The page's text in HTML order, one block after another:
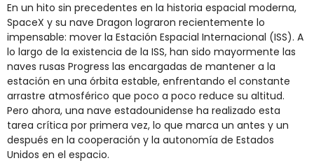
En un hito sin precedentes en la historia espacial moderna,
SpaceX y su nave Dragon lograron recientemente lo
impensable: mover la Estación Espacial Internacional (ISS). A
lo largo de la existencia de la ISS, han sido mayormente las
naves rusas Progress las encargadas de mantener a la
estación en una órbita estable, enfrentando el constante
arrastre atmosférico que poco a poco reduce su altitud.
Pero ahora, una nave estadounidense ha realizado esta
tarea crítica por primera vez, lo que marca un antes y un
después en la cooperación y la autonomía de Estados
Unidos en el espacio.